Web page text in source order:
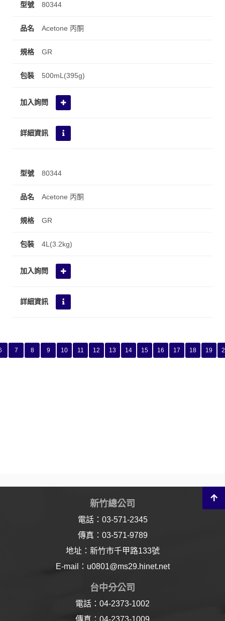
80344
Acetone 丙酮
GR
500mL(395g)
80344
Acetone 丙酮
GR
4L(3.2kg)
7 8 9 10 11 12 13 14 15 16 17 18 19
新竹總公司
電話：03-571-2345
傳真：03-571-9789
地址：新竹市千甲路133號
E-mail：u0801@ms29.hinet.net
台中分公司
電話：04-2373-1002
傳真：04-2373-1009